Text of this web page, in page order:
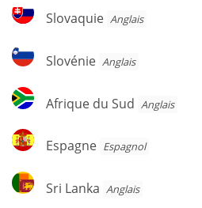
Slovaquie
Slovaquie Anglais
Slovénie
Slovénie Anglais
Afrique
du
Afrique du Sud Anglais
Espagne
Espagne Espagnol
Sri
Lanka
Sri Lanka Anglais